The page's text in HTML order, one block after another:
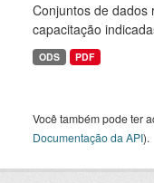
Conjuntos de dados
capacitação
ODS PDF
Você também pode ter
Documentação da API).